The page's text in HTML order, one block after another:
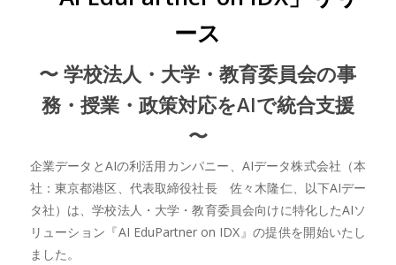
ース
〜 学校法人・大学・教育委員会の事
務・授業・政策対応をAIで統合支援
〜
企業データとAIの利活用カンパニー、AIデータ株式会社（本
社：東京都港区、代表取締役社長 佐々木隆仁、以下AIデー
タ社）は、学校法人・大学・教育委員会向けに特化したAIソ
リューション『AI EduPartner on IDX』の提供を開始いたし
ました。